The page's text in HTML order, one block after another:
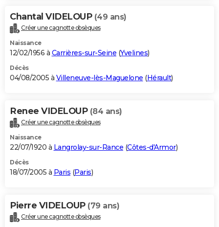
Chantal VIDELOUP (49 ans)
Créer une cagnotte obsèques
Naissance
12/02/1956 à Carrières-sur-Seine (Yvelines)
Décès
04/08/2005 à Villeneuve-lès-Maguelone (Hérault)
Renee VIDELOUP (84 ans)
Créer une cagnotte obsèques
Naissance
22/07/1920 à Langrolay-sur-Rance (Côtes-d'Armor)
Décès
18/07/2005 à Paris (Paris)
Pierre VIDELOUP (79 ans)
Créer une cagnotte obsèques